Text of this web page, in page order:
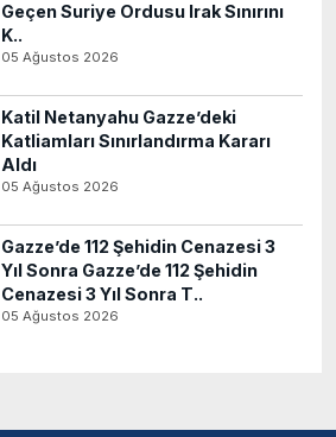
Geçen Suriye Ordusu Irak Sınırını
K..
05 Ağustos 2026
Katil Netanyahu Gazze’deki
Katliamları Sınırlandırma Kararı
Aldı
05 Ağustos 2026
Gazze’de 112 Şehidin Cenazesi 3
Yıl Sonra Gazze’de 112 Şehidin
Cenazesi 3 Yıl Sonra T..
05 Ağustos 2026